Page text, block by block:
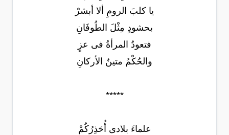
يا كلبَ الرومِ ألا أبشرْ
بحشودٍ مِثْلَ الطُوفَانِ
فتعودُ المرأةُ فى عزٍ
والحُكْمُ متينٌ الأركانِ
*****
علماءَ بلادى أُحَذِرُكُمْ